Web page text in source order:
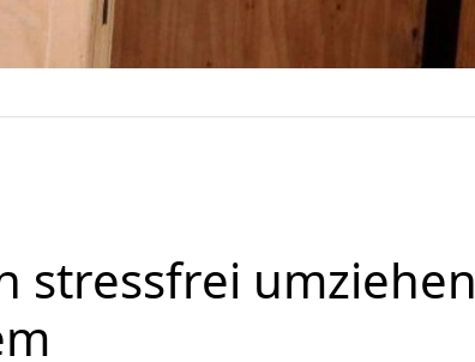
stressfrei umziehen